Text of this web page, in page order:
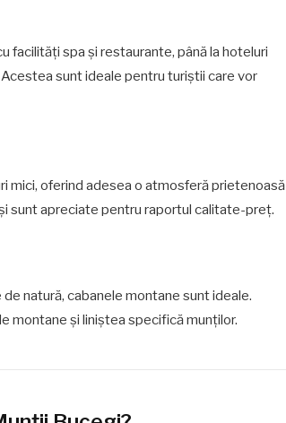
facilități spa și restaurante, până la hoteluri
sunt ideale pentru turiștii care vor
mici, oferind adesea o atmosferă prietenoasă
sunt apreciate pentru raportul calitate-preț.
natură, cabanele montane sunt ideale.
montane și liniștea specifică munților.